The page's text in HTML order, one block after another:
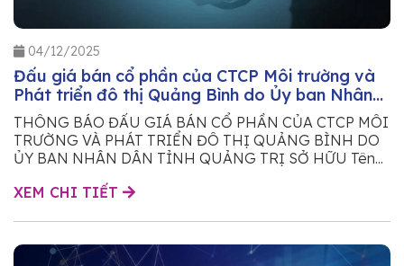
04/12/2025
Đấu giá bán cổ phần của CTCP Môi trường và
Phát triển đô thị Quảng Bình do Ủy ban Nhân
dân tỉnh Quảng Trị sở hữu
THÔNG BÁO ĐẤU GIÁ BÁN CỔ PHẦN CỦA CTCP MÔI
TRƯỜNG VÀ PHÁT TRIỂN ĐÔ THỊ QUẢNG BÌNH DO
ỦY BAN NHÂN DÂN TỈNH QUẢNG TRỊ SỞ HỮU Tên...
XEM CHI TIẾT